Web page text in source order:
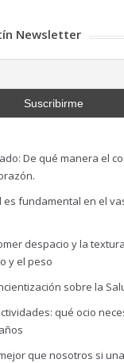
Newsletter
De qué manera el
fundamental en el
despacio y la
y el peso
sobre la
qué ocio
que nosotros si